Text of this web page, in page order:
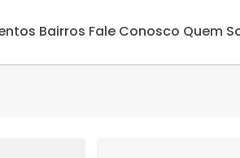
Bairros Fale Conosco Quem